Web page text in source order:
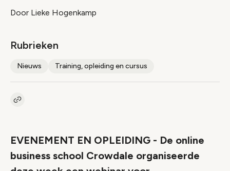
Door Lieke Hogenkamp
Rubrieken
Nieuws Training, opleiding en cursus
Kopieer link naar artikel
EVENEMENT EN OPLEIDING - De online
business school Crowdale organiseerde